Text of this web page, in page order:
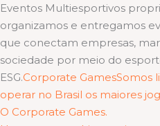
Eventos Multiesportivos
organizamos e entregamos
que conectam empresas,
sociedade por meio do
ESG.Corporate GamesSomos
operar no Brasil os maiores
O Corporate Games.